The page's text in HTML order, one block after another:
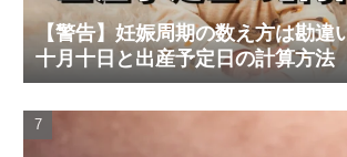
【警告】妊娠周期の数え方は勘違
十月十日と出産予定日の計算方法